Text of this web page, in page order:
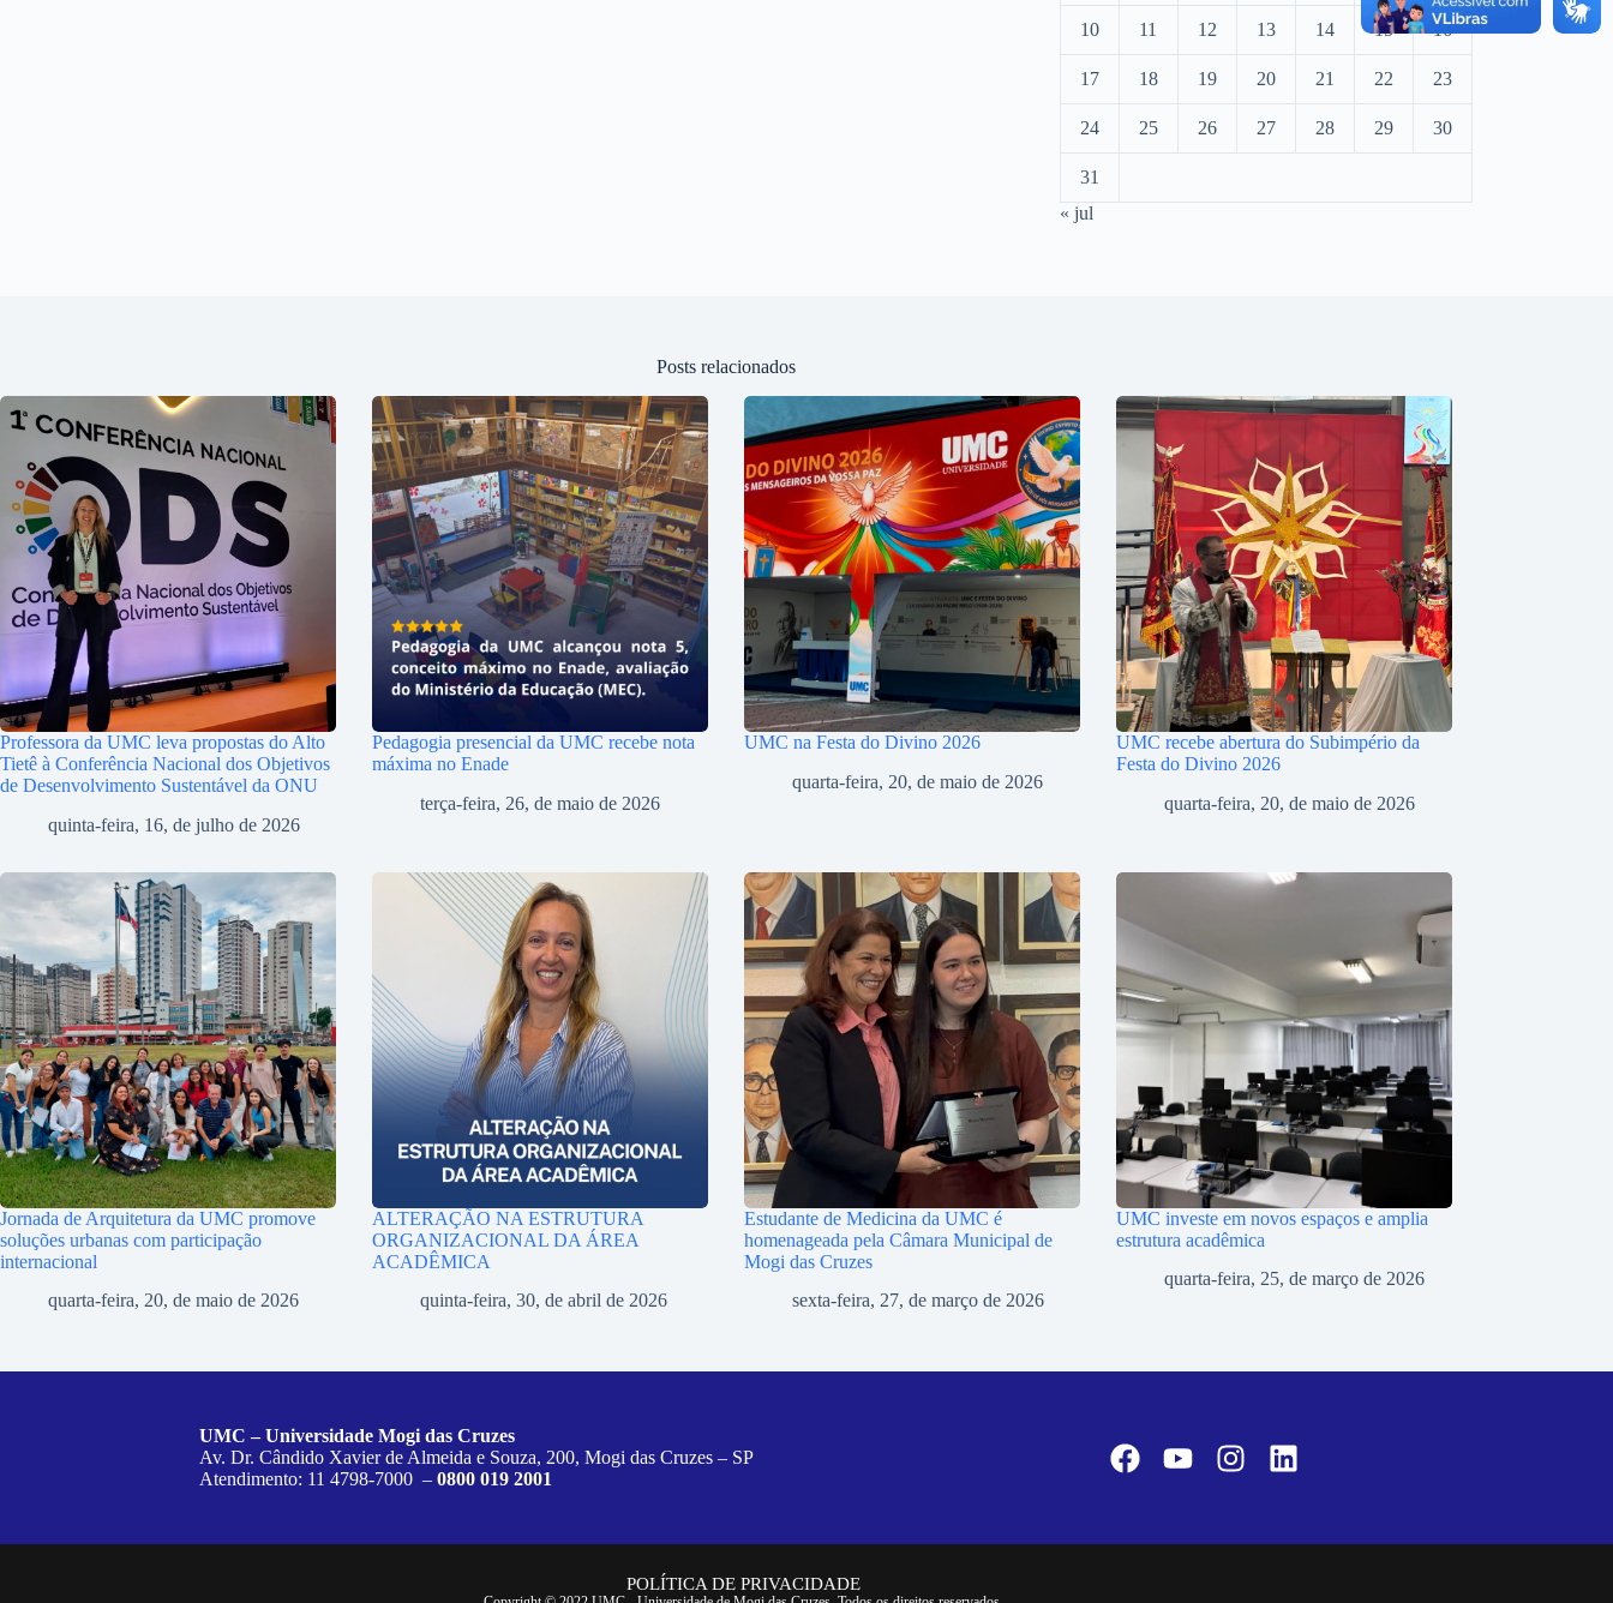
10 11 12 13 14 15 16
17 18 19 20 21 22 23
24 25 26 27 28 29 30
31
« jul
Posts relacionados
Professora da UMC leva propostas do Alto
Tietê à Conferência Nacional dos Objetivos
de Desenvolvimento Sustentável da ONU
quinta-feira, 16, de julho de 2026
Pedagogia presencial da UMC recebe nota
máxima no Enade
terça-feira, 26, de maio de 2026
UMC na Festa do Divino 2026
quarta-feira, 20, de maio de 2026
UMC recebe abertura do Subimpério da
Festa do Divino 2026
quarta-feira, 20, de maio de 2026
Jornada de Arquitetura da UMC promove
soluções urbanas com participação
internacional
quarta-feira, 20, de maio de 2026
ALTERAÇÃO NA ESTRUTURA
ORGANIZACIONAL DA ÁREA
ACADÊMICA
quinta-feira, 30, de abril de 2026
Estudante de Medicina da UMC é
homenageada pela Câmara Municipal de
Mogi das Cruzes
sexta-feira, 27, de março de 2026
UMC investe em novos espaços e amplia
estrutura acadêmica
quarta-feira, 25, de março de 2026
UMC – Universidade Mogi das Cruzes
Av. Dr. Cândido Xavier de Almeida e Souza, 200, Mogi das Cruzes – SP
Atendimento: 11 4798-7000 –0800 019 2001
POLÍTICA DE PRIVACIDADE